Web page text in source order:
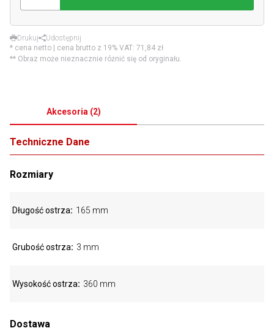
Drukuj
Udostępnij
* cena netto | cena brutto z 19% VAT: 71,84 zł
** Obraz może nieznacznie różnić się od oryginału.
Akcesoria (2)
Techniczne Dane
Rozmiary
Długość ostrza 165 mm
Grubość ostrza 3 mm
Wysokość ostrza 360 mm
Dostawa